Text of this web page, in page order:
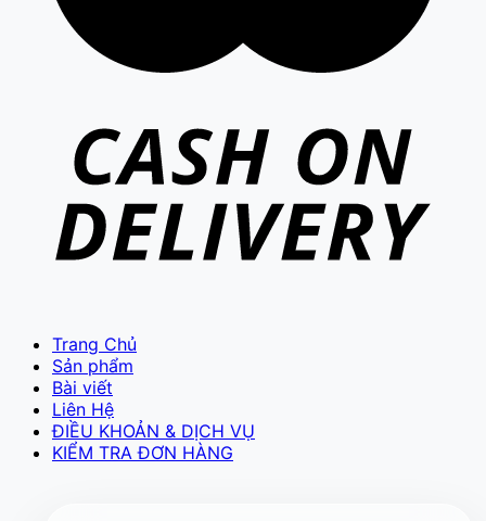
VC VIETCAM.VN
Đang trực tuyến
Hỗ trợ kỹ thuật
Trang Chủ
Sản phẩm
Bài viết
Liên Hệ
ĐIỀU KHOẢN & DỊCH VỤ
KIỂM TRA ĐƠN HÀNG